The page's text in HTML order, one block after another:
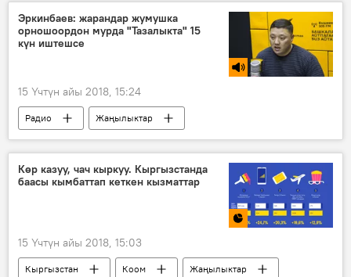
арстан
жолборс
цирк
Эркинбаев: жарандар жумушка
орношоордон мурда "Тазалыкта" 15
күн иштешсе
15 Үчтүн айы 2018, 15:24
Радио
Жаңылыктар
Сапар Исаков
МП "Тазалык"
Көр казуу, чач кыркуу. Кыргызстанда
баасы кымбаттап кеткен кызматтар
15 Үчтүн айы 2018, 15:03
Кыргызстан Коом
Жаңылыктар